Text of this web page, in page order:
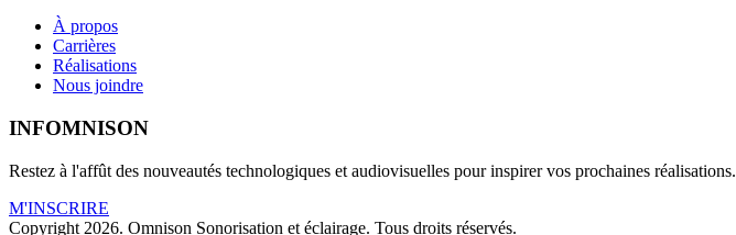
À propos
Carrières
Réalisations
Nous joindre
INFOMNISON
Restez à l'affût des nouveautés technologiques et audiovisuelles pour inspirer vos prochaines réalisations.
M'INSCRIRE
Copyright 2026. Omnison Sonorisation et éclairage. Tous droits réservés.